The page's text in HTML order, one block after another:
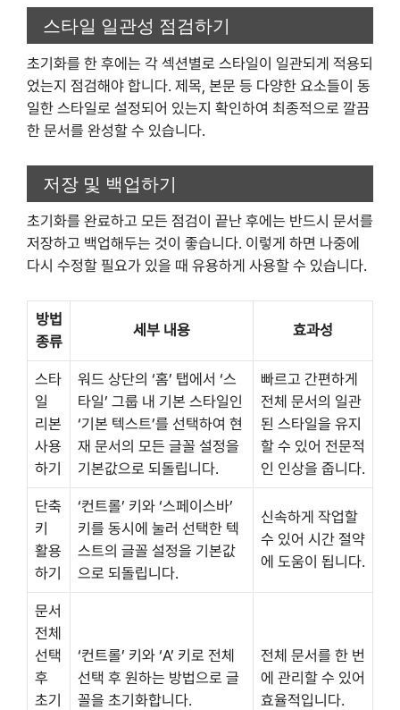
스타일 일관성 점검하기
초기화를 한 후에는 각 섹션별로 스타일이 일관되게 적용되
었는지 점검해야 합니다. 제목, 본문 등 다양한 요소들이 동
일한 스타일로 설정되어 있는지 확인하여 최종적으로 깔끔
한 문서를 완성할 수 있습니다.
저장 및 백업하기
초기화를 완료하고 모든 점검이 끝난 후에는 반드시 문서를
저장하고 백업해두는 것이 좋습니다. 이렇게 하면 나중에
다시 수정할 필요가 있을 때 유용하게 사용할 수 있습니다.
방법
종류
세부 내용 효과성
스타
일
리본
사용
하기
워드 상단의 ‘홈’ 탭에서 ‘스
타일’ 그룹 내 기본 스타일인
‘기본 텍스트’를 선택하여 현
재 문서의 모든 글꼴 설정을
기본값으로 되돌립니다.
빠르고 간편하게
전체 문서의 일관
된 스타일을 유지
할 수 있어 전문적
인 인상을 줍니다.
단축
키
활용
하기
‘컨트롤’ 키와 ‘스페이스바’
키를 동시에 눌러 선택한 텍
스트의 글꼴 설정을 기본값
으로 되돌립니다.
신속하게 작업할
수 있어 시간 절약
에 도움이 됩니다.
문서
전체
선택
후
초기
‘컨트롤’ 키와 ‘A’ 키로 전체
선택 후 원하는 방법으로 글
꼴을 초기화합니다.
전체 문서를 한 번
에 관리할 수 있어
효율적입니다.